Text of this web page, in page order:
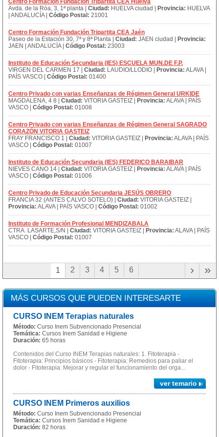
Centro Formación Fundación Tripartita CEA Huelva
Avda. de la Róa, 3, 1ª planta | Ciudad: HUELVA ciudad | Provincia: HUELVA
| ANDALUCÍA | Código Postal: 21001
Centro Formación Fundación Tripartita CEA Jaén
Paseo de la Estación 30, 7ª y 8ª Planta | Ciudad: JAEN ciudad |
Provincia:
JAEN | ANDALUCÍA | Código Postal: 23003
Instituto de Educación Secundaria (IES) ESCUELA MUN.DE F.P.
VIRGEN DEL CARMEN 17 | Ciudad: LAUDIO/LLODIO | Provincia: ALAVA |
PAÍS VASCO | Código Postal: 01400
Centro Privado con varias Enseñanzas de Régimen General URKIDE
MAGDALENA, 4 8 | Ciudad: VITORIA GASTEIZ | Provincia: ALAVA | PAÍS
VASCO | Código Postal: 01008
Centro Privado con varias Enseñanzas de Régimen General SAGRADO
CORAZÓN VITORIA GASTEIZ
FRAY FRANCISCO 1 | Ciudad: VITORIA GASTEIZ | Provincia: ALAVA | PAÍS
VASCO | Código Postal: 01007
Instituto de Educación Secundaria (IES) FEDERICO BARAIBAR
NIEVES CANO 14 | Ciudad: VITORIA GASTEIZ | Provincia: ALAVA | PAÍS
VASCO | Código Postal: 01006
Centro Privado de Educación Secundaria JESÚS OBRERO
FRANCIA 32 (ANTES CALVO SOTELO) | Ciudad: VITORIA GASTEIZ |
Provincia: ALAVA | PAÍS VASCO | Código Postal: 01002
Instituto de Formación Profesional MENDIZABALA
CTRA. LASARTE,S/N | Ciudad: VITORIA GASTEIZ | Provincia: ALAVA | PAÍS
VASCO | Código Postal: 01007
1 2 3 4 5 6 »
›
MÁS CURSOS QUE PUEDEN INTERESARTE
CURSO INEM Terapias naturales
Método: Curso Inem Subvencionado Presencial
Temática: Cursos Inem Sanidad e Higiene
Duración: 65 horas
Contenidos del Curso INEM Terapias naturales: 1. Fitoterapia -
Fitoterapia: Principios básicos - Fitoterapia: Remedios para paliar el
dolor - Fitoterapia: Mejorar y regular el funcionamiento del orga...
ver temario
CURSO INEM Primeros auxilios
Método: Curso Inem Subvencionado Presencial
Temática: Cursos Inem Sanidad e Higiene
Duración: 82 horas